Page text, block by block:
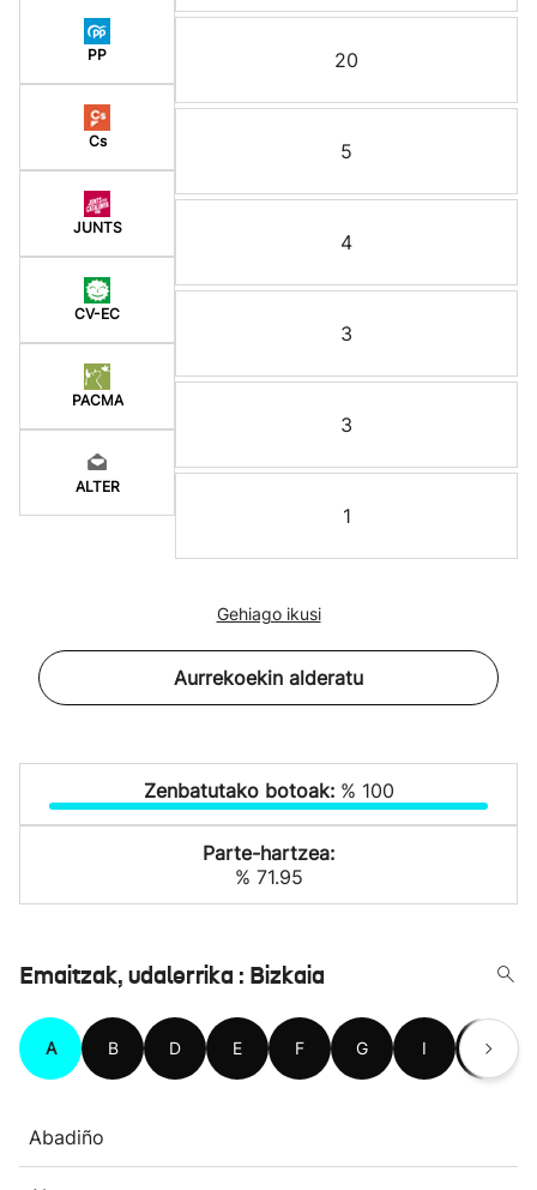
PP
Cs
JUNTS
CV-EC
PACMA
ALTER
20
5
4
3
3
1
Gehiago ikusi
Aurrekoekin alderatu
Zenbatutako botoak: % 100
Parte-hartzea:
% 71.95
Emaitzak, udalerrika : Bizkaia
A B D E F G I J
Abadiño